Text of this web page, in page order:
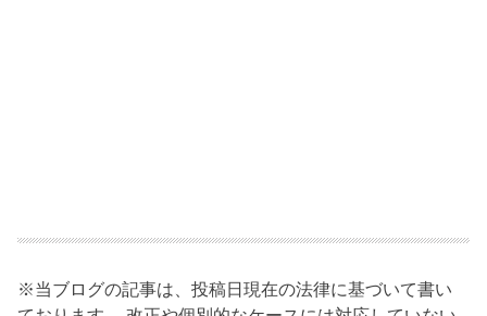
※当ブログの記事は、投稿日現在の法律に基づいて書い